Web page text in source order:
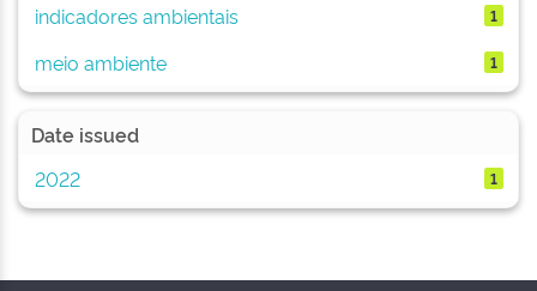
indicadores ambientais 1
meio ambiente 1
Date issued
2022
1